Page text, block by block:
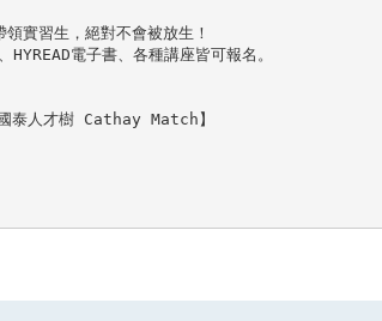
實習生，絕對不會被放生！
HYREAD電子書、各種講座皆可報名。
泰人才樹 Cathay Match】